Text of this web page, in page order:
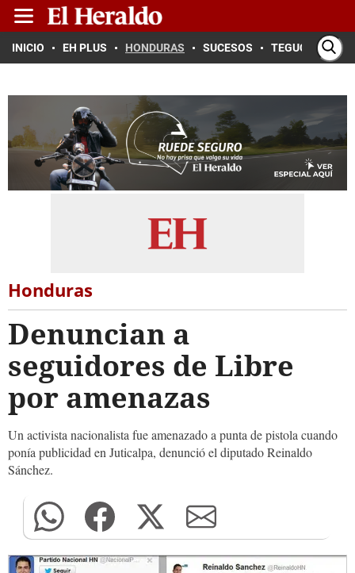
INICIO EH PLUS HONDURAS SUCESOS TEGUCIGALPA
Honduras
Denuncian a
seguidores de Libre
por amenazas
Un activista nacionalista fue amenazado a punta de pistola cuando
ponía publicidad en Juticalpa, denunció el diputado Reinaldo
Sánchez.